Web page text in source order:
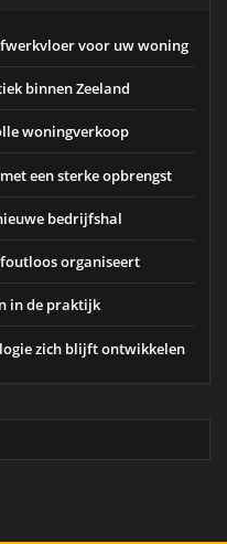
voor uw woning
binnen Zeeland
woningverkoop
een sterke opbrengst
bedrijfshal
organiseert
in de praktijk
zich blijft ontwikkelen